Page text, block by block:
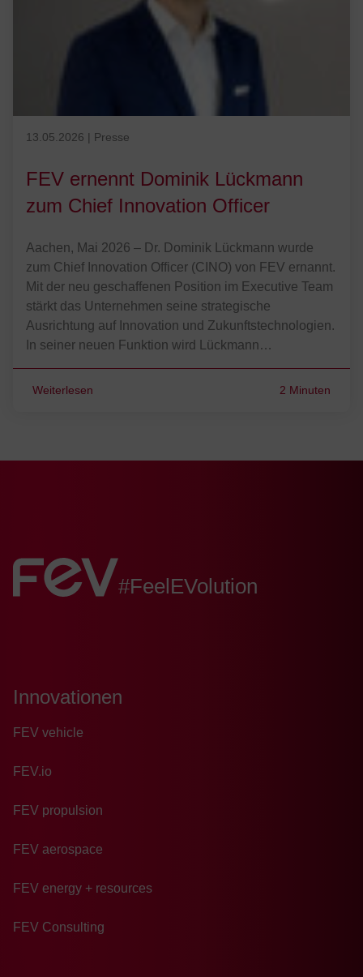
Veröffentlicht am 13.05.2026
13.05.2026 | Presse
FEV ernennt Dominik Lückmann
zum Chief Innovation Officer
Aachen, Mai 2026 – Dr. Dominik Lückmann wurde
zum Chief Innovation Officer (CINO) von FEV ernannt.
Mit der neu geschaffenen Position im Executive Team
stärkt das Unternehmen seine strategische
Ausrichtung auf Innovation und Zukunftstechnologien.
In seiner neuen Funktion wird Lückmann…
Weiterlesen 2 Minuten
FEV:
#FeelEVolution
Innovationen
FEV vehicle
FEV.io
FEV propulsion
FEV aerospace
FEV energy + resources
FEV Consulting